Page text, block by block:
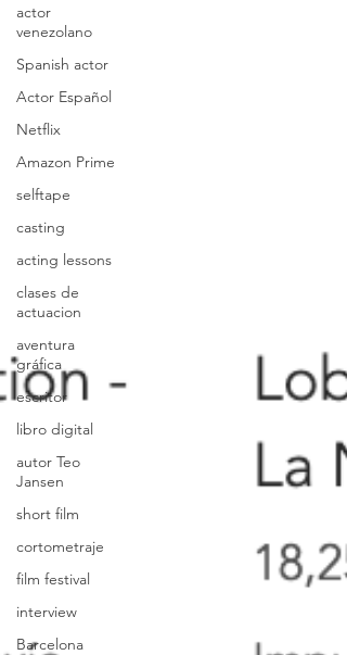
actor
venezolano
Spanish actor
Actor Español
Netflix
Amazon Prime
selftape
casting
acting lessons
clases de
actuacion
aventura
gráfica
escritor
libro digital
autor Teo
Jansen
short film
cortometraje
film festival
interview
Barcelona